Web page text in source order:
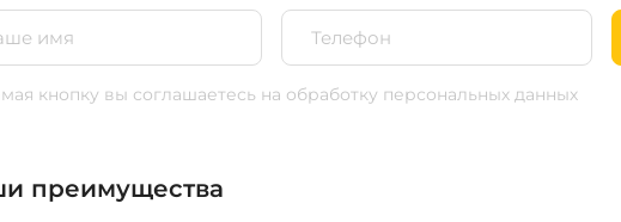
кнопку вы соглашаетесь на обработку персональных данных
преимущества